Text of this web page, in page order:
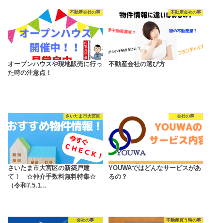
不動産会社の事
オープンハウスや現地販売に行っ
た時の注意点！
不動産会社の事
不動産会社の選び方
さいたま市大宮区
さいたま市大宮区の新築戸建
て！ ☆仲介手数料無料特集☆
（令和7.5.1…
会社の事
YOUWAではどんなサービスがあ
るの？
会社の事 不動産買う時の事